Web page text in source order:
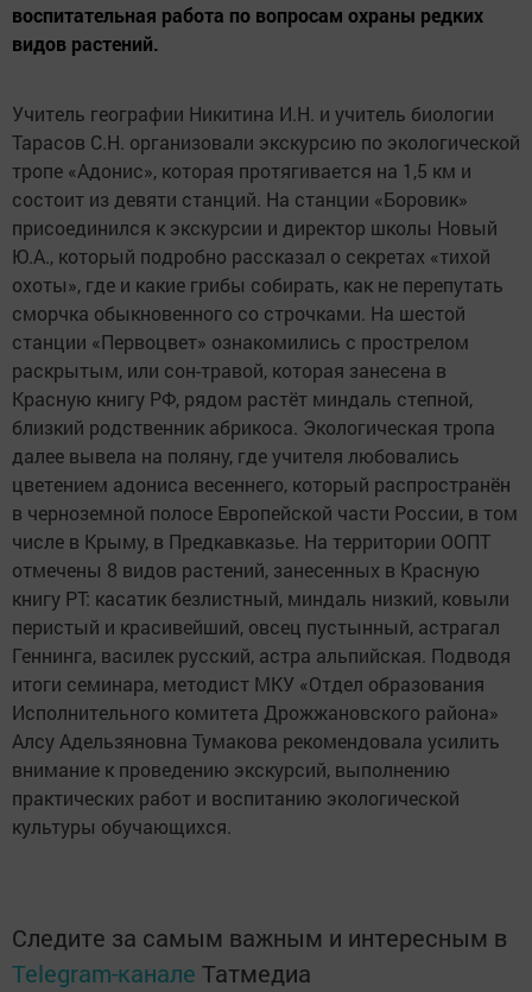
воспитательная работа по вопросам охраны редких
видов растений.
Учитель географии Никитина И.Н. и учитель биологии
Тарасов С.Н. организовали экскурсию по экологической
тропе «Адонис», которая протягивается на 1,5 км и
состоит из девяти станций. На станции «Боровик»
присоединился к экскурсии и директор школы Новый
Ю.А., который подробно рассказал о секретах «тихой
охоты», где и какие грибы собирать, как не перепутать
сморчка обыкновенного со строчками. На шестой
станции «Первоцвет» ознакомились с прострелом
раскрытым, или сон-травой, которая занесена в
Красную книгу РФ, рядом растёт миндаль степной,
близкий родственник абрикоса. Экологическая тропа
далее вывела на поляну, где учителя любовались
цветением адониса весеннего, который распространён
в черноземной полосе Европейской части России, в том
числе в Крыму, в Предкавказье. На территории ООПТ
отмечены 8 видов растений, занесенных в Красную
книгу РТ: касатик безлистный, миндаль низкий, ковыли
перистый и красивейший, овсец пустынный, астрагал
Геннинга, василек русский, астра альпийская. Подводя
итоги семинара, методист МКУ «Отдел образования
Исполнительного комитета Дрожжановского района»
Алсу Адельзяновна Тумакова рекомендовала усилить
внимание к проведению экскурсий, выполнению
практических работ и воспитанию экологической
культуры обучающихся.
Следите за самым важным и интересным в
Telegram-канале Татмедиа